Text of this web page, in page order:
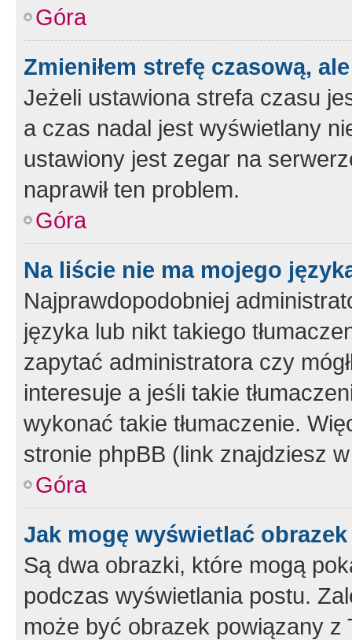
Góra
Zmieniłem strefę czasową,
Jeżeli ustawiona strefa czasu
a czas nadal jest wyświetlany
ustawiony jest zegar na
naprawił ten problem.
Góra
Na liście nie ma mojego
Najprawdopodobniej
języka lub nikt takiego
zapytać administratora czy
interesuje a jeśli takie
wykonać takie tłumaczenie.
stronie phpBB (link znajdziesz
Góra
Jak mogę wyświetlać
Są dwa obrazki, które mogą
podczas wyświetlania postu.
może być obrazek powiązany z